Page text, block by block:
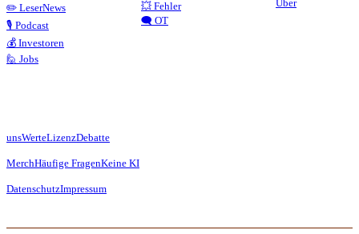
✏️ LeserNews
🎙️ Podcast
💰 Investoren
🙋 Jobs
💥 Fehler
🗨️ OT
Über
unsWerteLizenzDebatte
MerchHäufige FragenKeine KI
DatenschutzImpressum